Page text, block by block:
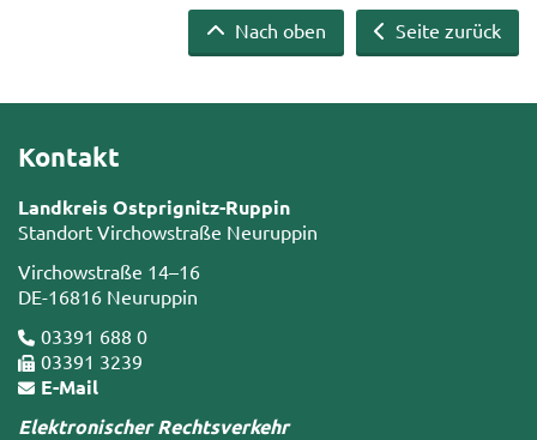
Seite zurück
Nach oben
Kontakt
Landkreis Ostprignitz-Ruppin
Standort Virchowstraße Neuruppin
Virchowstraße 14–16
DE-16816 Neuruppin
03391 688 0
03391 3239
E-Mail
Elektronischer Rechtsverkehr